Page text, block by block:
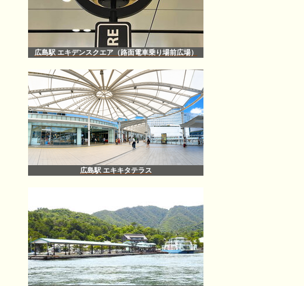
広島駅 エキデンスクエア（路面電車乗り場前広場）
広島駅 エキキタテラス